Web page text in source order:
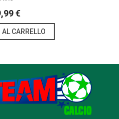
€
CARRELLO